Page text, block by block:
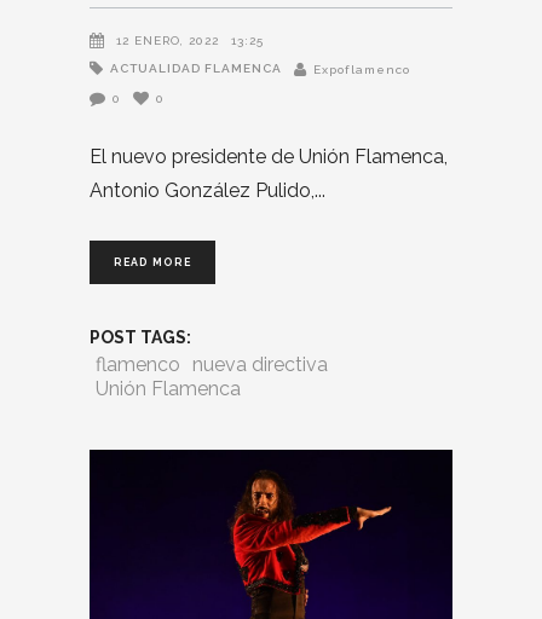
12 ENERO, 2022 13:25
ACTUALIDAD FLAMENCA Expoflamenco
0 0
El nuevo presidente de Unión Flamenca,
Antonio González Pulido,
READ MORE
POST TAGS:
flamenco
nueva directiva
Unión Flamenca